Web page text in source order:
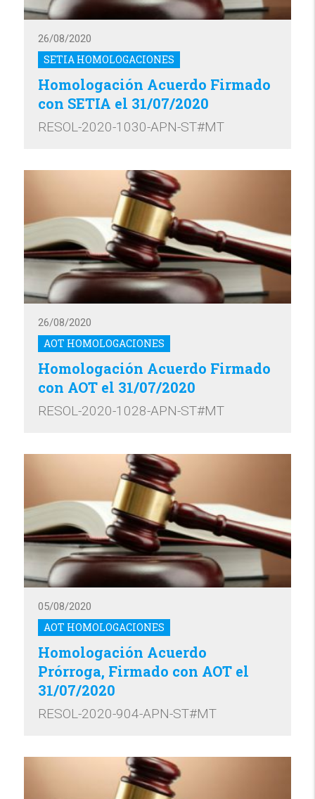
SETIA HOMOLOGACIONES
26/08/2020
Homologación Acuerdo Firmado
con SETIA el 31/07/2020
RESOL-2020-1030-APN-ST#MT
AOT HOMOLOGACIONES
26/08/2020
Homologación Acuerdo Firmado
con AOT el 31/07/2020
RESOL-2020-1028-APN-ST#MT
AOT HOMOLOGACIONES
05/08/2020
Homologación Acuerdo
Prórroga, Firmado con AOT el
31/07/2020
RESOL-2020-904-APN-ST#MT